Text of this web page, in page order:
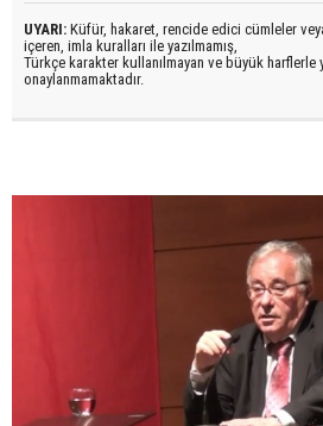
UYARI: Küfür, hakaret, rencide edici cümleler
içeren, imla kuralları ile yazılmamış,
Türkçe karakter kullanılmayan ve büyük harflerle
onaylanmamaktadır.